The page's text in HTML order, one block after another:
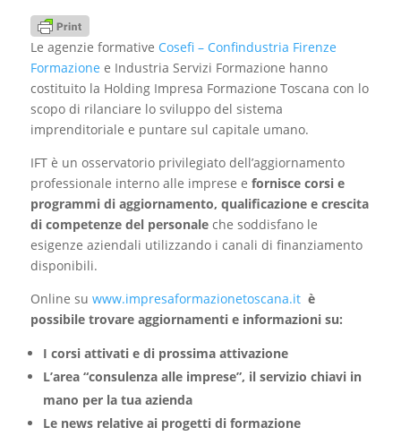
Le agenzie formative Cosefi – Confindustria Firenze
Formazione e Industria Servizi Formazione hanno
costituito la Holding Impresa Formazione Toscana con lo
scopo di rilanciare lo sviluppo del sistema
imprenditoriale e puntare sul capitale umano.
IFT è un osservatorio privilegiato dell’aggiornamento
professionale interno alle imprese e fornisce corsi e
programmi di aggiornamento, qualificazione e crescita
di competenze del personaleche soddisfano le
esigenze aziendali utilizzando i canali di finanziamento
disponibili.
Online su www.impresaformazionetoscana.it è
possibile trovare aggiornamenti e informazioni su:
I corsi attivati e di prossima attivazione
L’area “consulenza alle imprese”, il servizio chiavi in
mano per la tua azienda
Le news relative ai progetti di formazione